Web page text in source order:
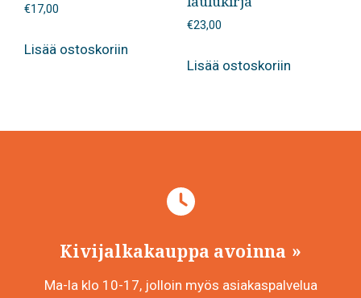
€17,00
Lisää ostoskoriin
€23,00
Lisää ostoskoriin
Kivijalkakauppa avoinna
Ma-la klo 10-17, jolloin myös asiakaspalvelua